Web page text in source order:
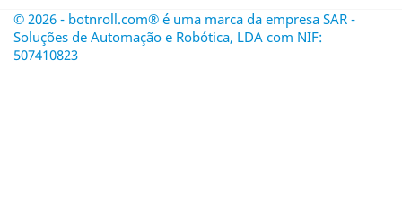
© 2026 - botnroll.com® é uma marca da empresa SAR -
Soluções de Automação e Robótica, LDA com NIF:
507410823